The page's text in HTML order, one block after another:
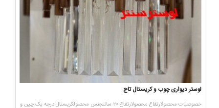
لوستر دیواری چوب و کریستال تاج
خصوصیات محصولارتفاع محصولارتفاع 20 سانتجنس محصولکریستال درجه یک چین و